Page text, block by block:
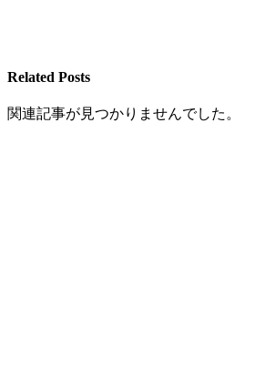
Related Posts
関連記事が見つかりませんでした。